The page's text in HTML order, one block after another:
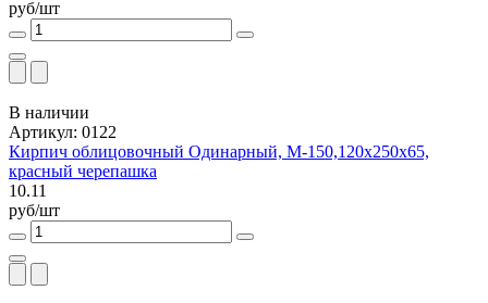
руб/шт
В наличии
Артикул: 0122
Кирпич облицовочный Одинарный, М-150,120x250x65,
красный черепашка
10.11
руб/шт